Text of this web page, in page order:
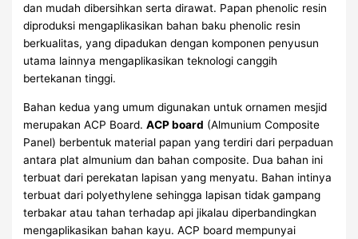
dan mudah dibersihkan serta dirawat. Papan phenolic resin
diproduksi mengaplikasikan bahan baku phenolic resin
berkualitas, yang dipadukan dengan komponen penyusun
utama lainnya mengaplikasikan teknologi canggih
bertekanan tinggi.
Bahan kedua yang umum digunakan untuk ornamen mesjid
merupakan ACP Board.ACP board (Almunium Composite
Panel) berbentuk material papan yang terdiri dari perpaduan
antara plat almunium dan bahan composite. Dua bahan ini
terbuat dari perekatan lapisan yang menyatu. Bahan intinya
terbuat dari polyethylene sehingga lapisan tidak gampang
terbakar atau tahan terhadap api jikalau diperbandingkan
mengaplikasikan bahan kayu. ACP board mempunyai